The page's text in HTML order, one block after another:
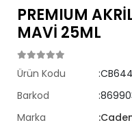
PREMIUM
MAVİ 25ML
Ürün Kodu
Barkod
Marka